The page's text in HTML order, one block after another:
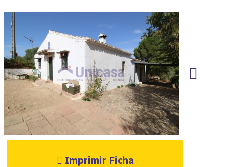
Imprimir Ficha